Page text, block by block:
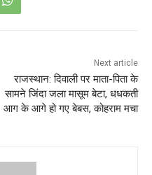
Next article
राजस्थान: दिवाली पर माता-पिता के
सामने जिंदा जला मासूम बेटा, धधकती
आग के आगे हो गए बेबस, कोहराम मचा